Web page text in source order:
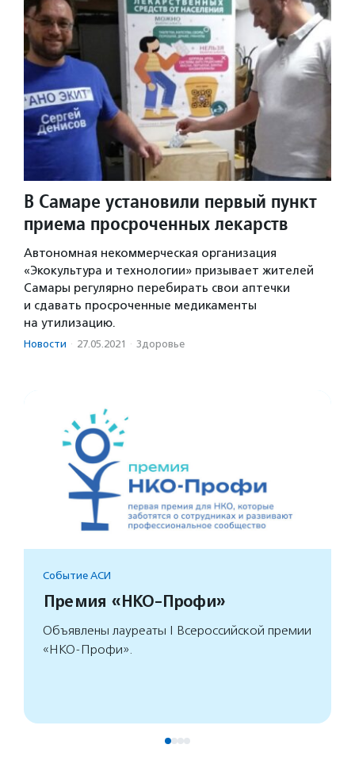
В Самаре установили первый пункт
приема просроченных лекарств
Автономная некоммерческая организация
«Экокультура и технологии» призывает жителей
Самары регулярно перебирать свои аптечки
и сдавать просроченные медикаменты
на утилизацию.
Новости · 27.05.2021 · Здоровье
Событие АСИ
Премия «НКО-Профи»
Объявлены лауреаты I Всероссийской премии
«НКО-Профи».